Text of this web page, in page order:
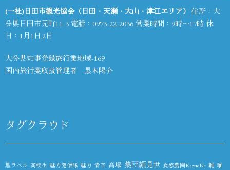
(一社)日田市観光協会（日田・天瀬・大山・津江エリア） 住所：大
分県日田市元町11-3 電話： 0973-22-2036 営業時間：9時～17時 休
日：1月1日,2日
大分県知事登録旅行業地域-169
国内旅行業取扱管理者 黒木陽介
タグクラウド
黒ラベル 高校生 魅力発信隊 魅力 青空 高塚 集団顔見世 食感農園KazetoNe 雛 雑